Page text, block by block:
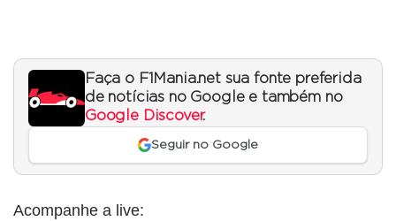
Faça o F1Mania.net sua fonte preferida
de notícias no Google e também no
Google Discover.
Seguir no Google
Acompanhe a live: